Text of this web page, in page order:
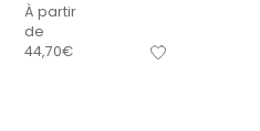
À partir
de
44,70€